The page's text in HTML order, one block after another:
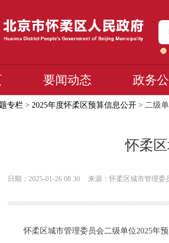
要闻动态 政务
专栏 > 2025年度怀柔区预算信息公开 > 二级
怀柔
日期：2025-01-26 08:30 来源：怀柔区城市管理委
怀柔区城市管理委员会二级单位2025年预